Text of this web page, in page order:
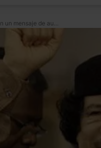
Reaparece Gadafi en un mensaje de audio para las fuerzas leales.